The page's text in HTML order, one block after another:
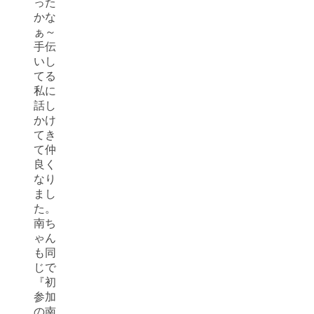
った
かな
ぁ～
手伝
いし
てる
私に
話し
かけ
てき
て仲
良く
なり
まし
た。
南ち
ゃん
も同
じで
『初
参加